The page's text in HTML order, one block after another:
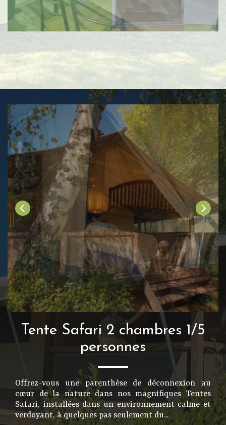
Tente Safari 2 chambres 1/5
personnes
Offrez-vous une parenthèse de déconnexion au
cœur de la nature dans nos magnifiques Tentes
Safari, installées dans un environnement calme et
verdoyant, à quelques pas seulement du...